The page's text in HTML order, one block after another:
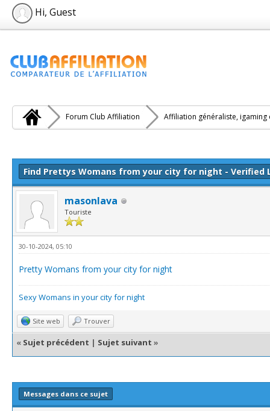
Hi, Guest
Forum Club Affiliation Affiliation généraliste, igaming
Find Prettys Womans from your city for night - Verified
masonlava
Touriste
30-10-2024, 05:10
Pretty Womans from your city for night
Sexy Womans in your city for night
Site web Trouver
« Sujet précédent | Sujet suivant »
Messages dans ce sujet